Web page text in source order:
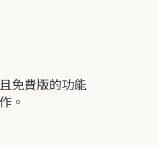
免費版的功能
。